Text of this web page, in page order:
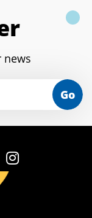
news
Go